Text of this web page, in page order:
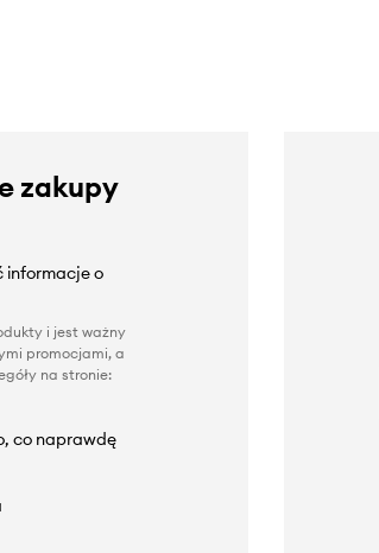
zakupy
informacje o
i jest ważny
promocjami, a
na stronie:
co naprawdę